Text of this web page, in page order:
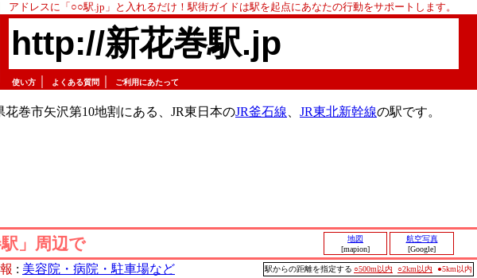
アドレスに「○○駅.jp」と入れるだけ！駅街ガイドは駅を起点にあなたの行動をサポートします。
http://新花巻駅.jp
使い方 よくある質問 ご利用にあたって
花巻市矢沢第10地割にある、JR東日本のJR釜石線 JR東北新幹線の駅です。
駅」周辺で
地図
[mapion]
航空写真
[Google]
: 美容院・病院・駐車場など 駅からの距離を指定する ○500m以内 ○2km以内 ●5km以内